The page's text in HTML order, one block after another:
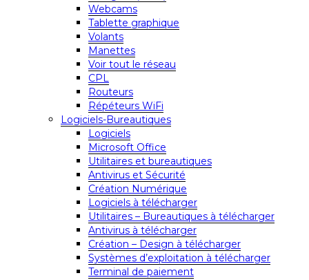
Webcams
Tablette graphique
Volants
Manettes
Voir tout le réseau
CPL
Routeurs
Répéteurs WiFi
Logiciels-Bureautiques
Logiciels
Microsoft Office
Utilitaires et bureautiques
Antivirus et Sécurité
Création Numérique
Logiciels à télécharger
Utilitaires – Bureautiques à télécharger
Antivirus à télécharger
Création – Design à télécharger
Systèmes d’exploitation à télécharger
Terminal de paiement